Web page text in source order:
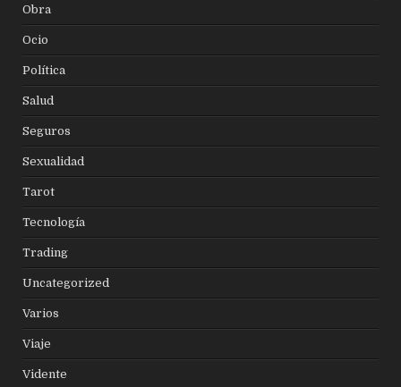
Obra
Ocio
Política
Salud
Seguros
Sexualidad
Tarot
Tecnología
Trading
Uncategorized
Varios
Viaje
Vidente